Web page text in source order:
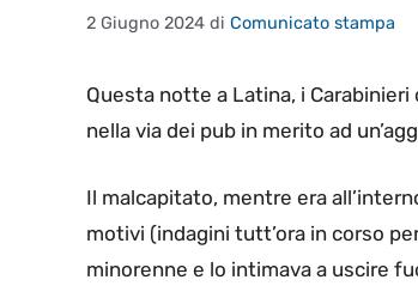
2 Giugno 2024 di Comunicato stampa
Questa notte a Latina, i
nella via dei pub in merito ad
Il malcapitato, mentre era
motivi (indagini tutt’ora in corso
minorenne e lo intimava a uscire